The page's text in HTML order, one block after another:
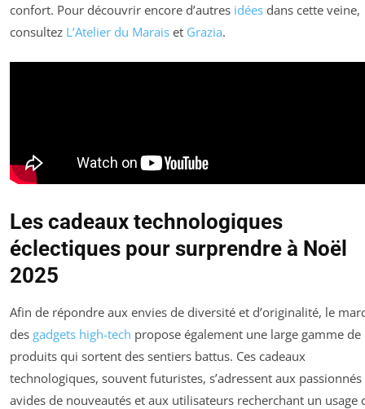
confort. Pour découvrir encore d’autres idées dans cette veine,
consultez L’Atelier du Marais et Grazia.
Les cadeaux technologiques
éclectiques pour surprendre à Noël
2025
Afin de répondre aux envies de diversité et d’originalité, le
des gadgets high-tech propose également une large gamme de
produits qui sortent des sentiers battus. Ces cadeaux
technologiques, souvent futuristes, s’adressent aux passionnés
avides de nouveautés et aux utilisateurs recherchant un usage